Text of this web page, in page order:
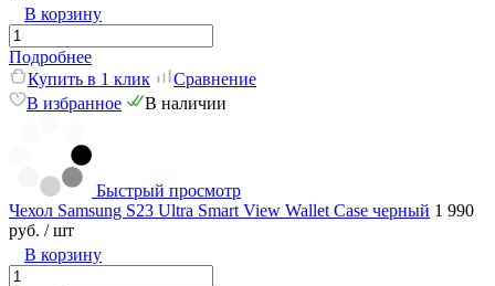
В корзину
Подробнее
Купить в 1 клик
Сравнение
В избранное
В наличии
Быстрый просмотр
Чехол Samsung S23 Ultra Smart View Wallet Case черный 1 990
руб. / шт
В корзину